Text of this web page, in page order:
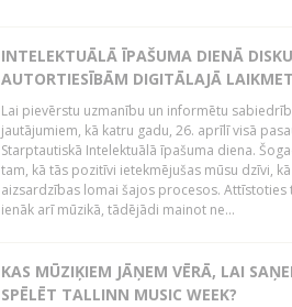
INTELEKTUĀLĀ ĪPAŠUMA DIENĀ
AUTORTIESĪBĀM DIGITĀLAJĀ
Lai pievērstu uzmanību un informētu
jautājumiem, kā katru gadu, 26. aprīlī visā
Starptautiskā Intelektuālā īpašuma diena.
tam, kā tās pozitīvi ietekmējušas mūsu dzīvi,
aizsardzības lomai šajos procesos.
ienāk arī mūzikā, tādējādi mainot ne...
KAS MŪZIĶIEM JĀŅEM VĒRĀ, LAI
SPĒLĒT TALLINN MUSIC WEEK?